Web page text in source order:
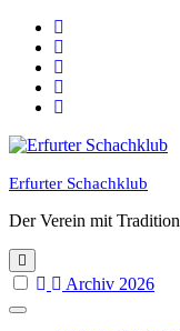
Skip
content
Erfurter Schachklub
Der Verein mit Tradition
Archiv 2026